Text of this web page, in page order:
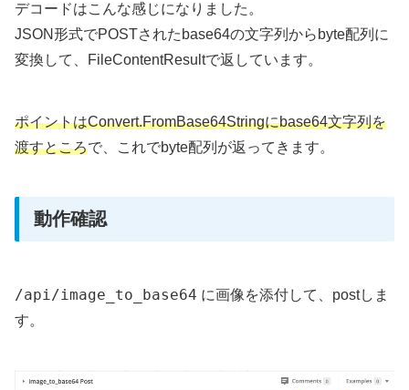
デコードはこんな感じになりました。
JSON形式でPOSTされたbase64の文字列からbyte配列に
変換して、FileContentResultで返しています。
ポイントはConvert.FromBase64Stringにbase64文字列を
渡すところで、これでbyte配列が返ってきます。
動作確認
/api/image_to_base64 に画像を添付して、postしま
す。